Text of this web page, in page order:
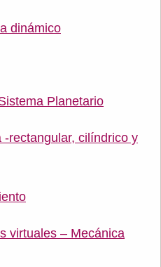
dinámico
Planetario
rectangular, cilíndrico y
virtuales – Mecánica